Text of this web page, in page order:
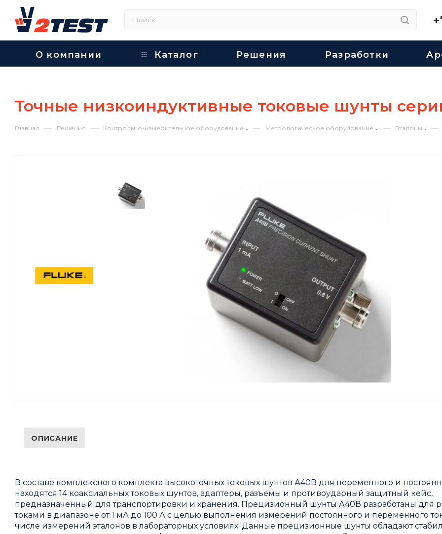
О компании Каталог Решения Разработки
Точные низкоиндуктивные токовые шунты
Главная — Решения — Контрольно-измерительное оборудование — Метрологическое оборудование — Эталоны —
ОПИСАНИЕ
В составе комплексного комплекта высокоточных токовых шунтов А40В для переменного и
находятся 14 коаксиальных токовых шунтов, адаптеры, разъемы и противоударный защитный кейс,
предназначенный для транспортировки и хранения. Прецизионный шунты А40В разработаны для
токами в диапазоне от 1 мА до 100 А с целью выполнения измерений постоянного и переменного
числе измерений эталонов в лабораторных условиях. Данные прецизионные шунты обладают